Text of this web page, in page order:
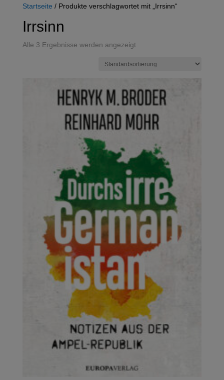
Startseite / Produkte verschlagwortet mit „Irrsinn“
Irrsinn
Alle 3 Ergebnisse werden angezeigt